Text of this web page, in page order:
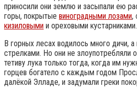
приносили они землю и засыпали ею
горы, покрытые виноградными лозами,
кизиловыми и ореховыми кустарниками.
В горных лесах водилось много дичи,
стрелками. Но они не злоупотребляли
тетиву лука только тогда, когда им
горцев богатело с каждым годом
далёкой Элладе, и задумали греки